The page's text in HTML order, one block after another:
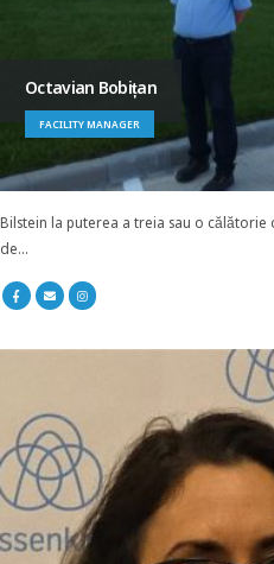
Octavian Bobițan
FACILITY MANAGER
Bilstein la puterea a treia sau o
de...